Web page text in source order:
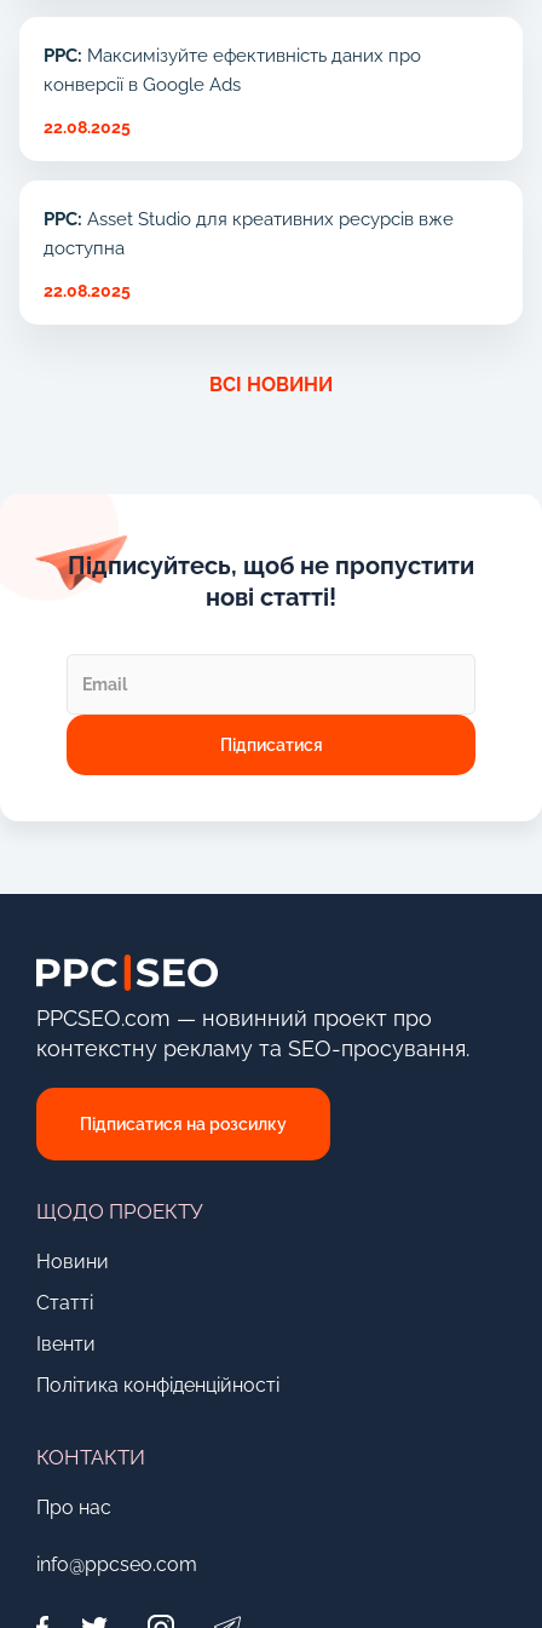
PPC: Максимізуйте ефективність даних про
конверсії в Google Ads
22.08.2025
PPC: Asset Studio для креативних ресурсів вже
доступна
22.08.2025
ВСІ НОВИНИ
Підписуйтесь, щоб не пропустити
нові статті!
PPCSEO.com — новинний проект про
контекстну рекламу та SEO-просування.
Підписатися на розсилку
ЩОДО ПРОЕКТУ
Новини
Статті
Івенти
Політика конфіденційності
КОНТАКТИ
Про нас
info@ppcseo.com